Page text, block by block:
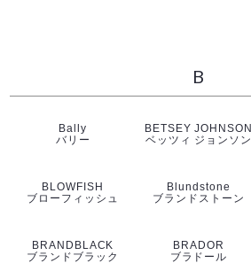
B
Bally
バリー
BETSEY JOHNSON
ベッツィ ジョンソン
BLOWFISH
ブローフィッシュ
Blundstone
ブランドストーン
BRANDBLACK
ブランドブラック
BRADOR
ブラドール